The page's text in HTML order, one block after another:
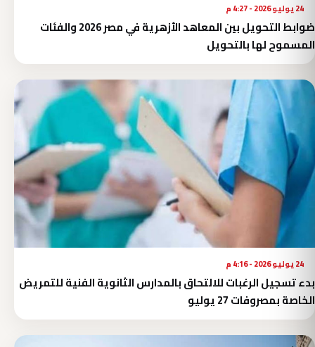
24 يوليو 2026 - 4:27 م
ضوابط التحويل بين المعاهد الأزهرية في مصر 2026 والفئات
المسموح لها بالتحويل
24 يوليو 2026 - 4:16 م
بدء تسجيل الرغبات للالتحاق بالمدارس الثانوية الفنية للتمريض
الخاصة بمصروفات 27 يوليو